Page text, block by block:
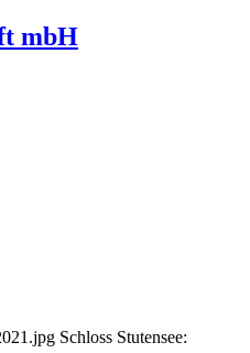
mbH
Schloss Stutensee: